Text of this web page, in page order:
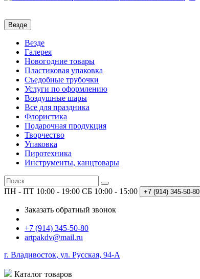
Везде
Везде
Галерея
Новогодние товары
Пластиковая упаковка
Съедобные трубочки
Услуги по оформлению
Воздушные шары
Все для праздника
Флористика
Подарочная продукция
Творчество
Упаковка
Пиротехника
Инструменты, канцтовары
ПН - ПТ 10:00 - 19:00 СБ 10:00 - 15:00 +7 (914) 345-50-80
Заказать обратный звонок
+7 (914) 345-50-80
artpakdv@mail.ru
г. Владивосток, ул. Русская, 94-А
Каталог товаров